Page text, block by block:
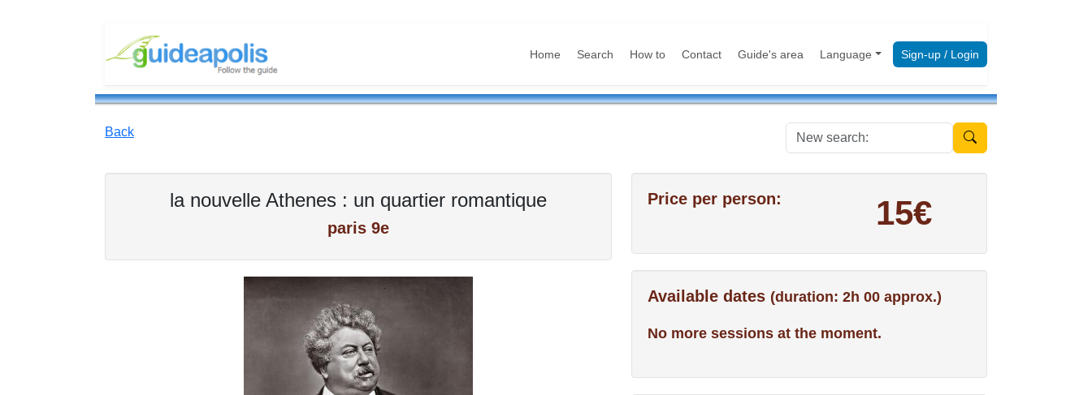
Home Search How to Contact Guide's area Language Sign-up / Login
Back New search:
la nouvelle Athenes : un quartier romantique
paris 9e
Price per person: 15€
Available dates (duration: 2h 00 approx.)
No more sessions at the moment.